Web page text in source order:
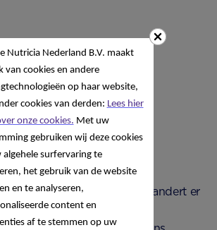
zwanger
Ook bij jou verandert er
je veranderde
Nutricia Nederland B.V. maakt
van cookies en andere
op haar website,
cookies van derden: Lees hier
onze cookies. Met uw
gebruiken wij deze cookies
algehele surfervaring te
het gebruik van de website
en te analyseren,
content en
af te stemmen op uw